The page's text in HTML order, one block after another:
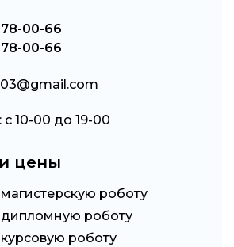
00-66
00-66
с 10-00 до 19-00
цены
магистерскую роботу
дипломную роботу
курсовую роботу